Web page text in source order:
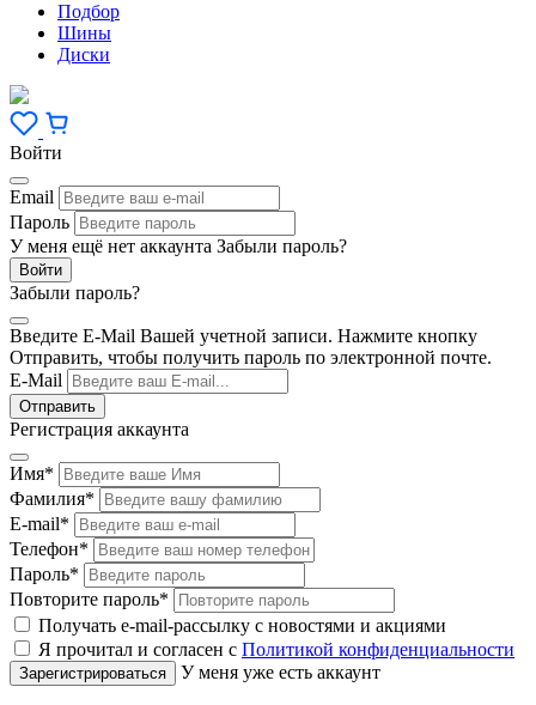
Подбор
Шины
Диски
Войти
Email
Пароль
У меня ещё нет аккаунта Забыли пароль?
Забыли пароль?
Введите E-Mail Вашей учетной записи. Нажмите кнопку
Отправить, чтобы получить пароль по электронной почте.
E-Mail
Регистрация аккаунта
Имя*
Фамилия*
E-mail*
Телефон*
Пароль*
Повторите пароль*
Получать e-mail-рассылку с новостями и акциями
Я прочитал и согласен с Политикой конфиденциальности
У меня уже есть аккаунт